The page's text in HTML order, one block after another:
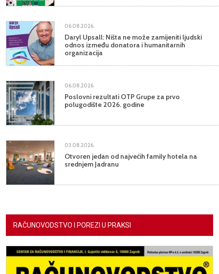
06.08.2026.
Daryl Upsall: Ništa ne može zamijeniti ljudski
odnos između donatora i humanitarnih
organizacija
06.08.2026.
Poslovni rezultati OTP Grupe za prvo
polugodište 2026. godine
03.08.2026.
Otvoren jedan od najvećih family hotela na
srednjem Jadranu
RAČUNOVODSTVO I POREZI U PRAKSI